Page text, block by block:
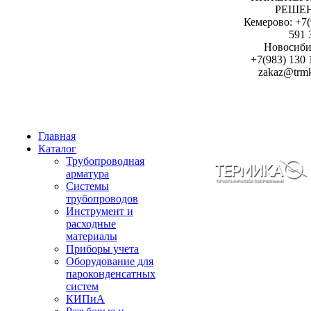
Кемерово:
591
+7(983) 130
Главная
Каталог
Трубопроводная
арматура
Системы
трубопроводов
Инструмент и
расходные
материалы
Приборы учета
Оборудование для
пароконденсатных
систем
КИПиА